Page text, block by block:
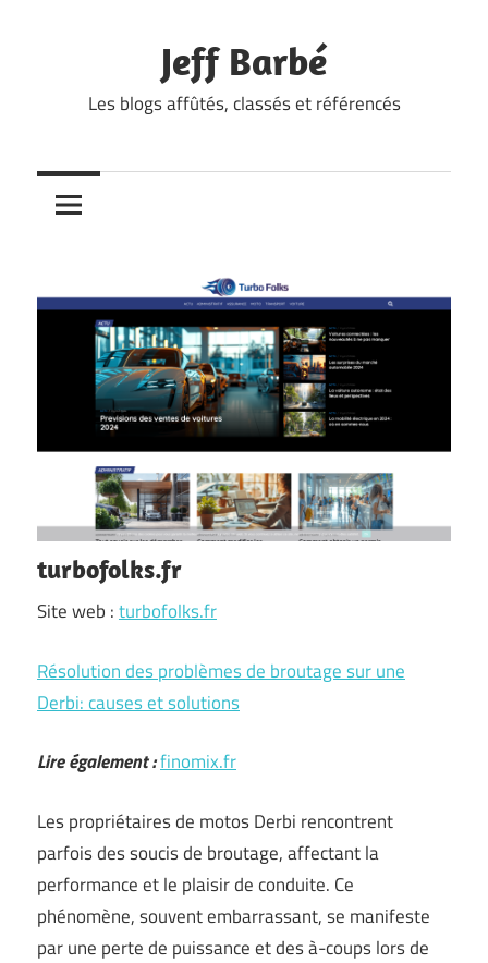
Jeff Barbé
Les blogs affûtés, classés et référencés
turbofolks.fr
Site web :turbofolks.fr
Résolution des problèmes de broutage sur une
Derbi: causes et solutions
Lire également :finomix.fr
Les propriétaires de motos Derbi rencontrent
parfois des soucis de broutage, affectant la
performance et le plaisir de conduite. Ce
phénomène, souvent embarrassant, se manifeste
par une perte de puissance et des à-coups lors de